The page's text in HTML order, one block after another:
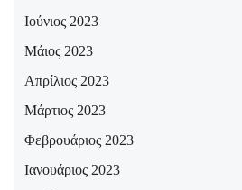
Ιούνιος 2023
Μάιος 2023
Απρίλιος 2023
Μάρτιος 2023
Φεβρουάριος 2023
Ιανουάριος 2023